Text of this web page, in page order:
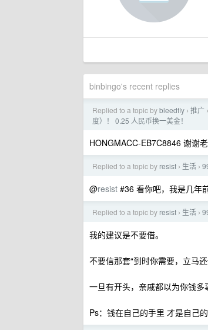
binbingo's recent replies
Replied to a topic bybleedfly › 推广 ›
度）！ 0.25 人民币换一美金！
HONGMACC-EB7C8846 谢谢
Replied to a topic by resist › 生活 ›
@resist #36 看你吧，我是几年
Replied to a topic by resist › 生活 ›
我的建议是不要借。
不要信那套“到时你需要，立马还
一旦有开头，亲戚都以为你钱多
Ps：钱在自己的手里 才是自己